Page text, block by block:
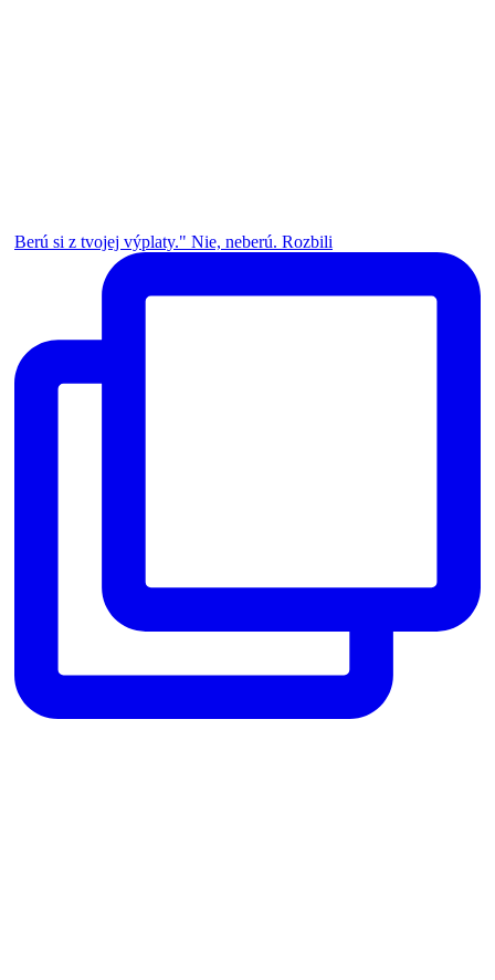
Berú si z tvojej výplaty." Nie, neberú. Rozbili